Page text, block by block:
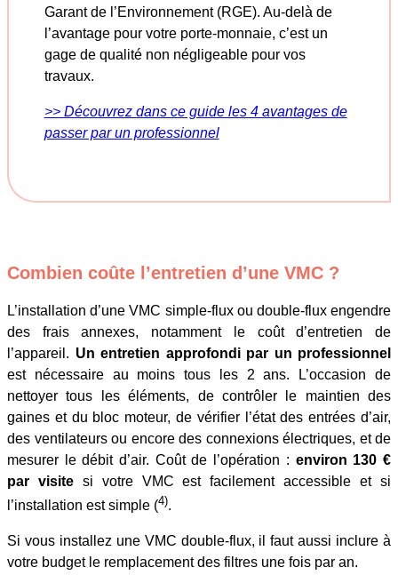
Garant de l’Environnement (RGE). Au-delà de
l’avantage pour votre porte-monnaie, c’est un
gage de qualité non négligeable pour vos
travaux.
>> Découvrez dans ce guide les 4 avantages de
passer par un professionnel
Combien coûte l’entretien d’une VMC ?
L’installation d’une VMC simple-flux ou double-flux engendre
des frais annexes, notamment le coût d’entretien de
l’appareil. Un entretien approfondi par un professionnel
est nécessaire au moins tous les 2 ans. L’occasion de
nettoyer tous les éléments, de contrôler le maintien des
gaines et du bloc moteur, de vérifier l’état des entrées d’air,
des ventilateurs ou encore des connexions électriques, et de
mesurer le débit d’air. Coût de l’opération : environ 130 €
par visitesi votre VMC est facilement accessible et si
l’installation est simple (4).
Si vous installez une VMC double-flux, il faut aussi inclure à
votre budget le remplacement des filtres une fois par an.